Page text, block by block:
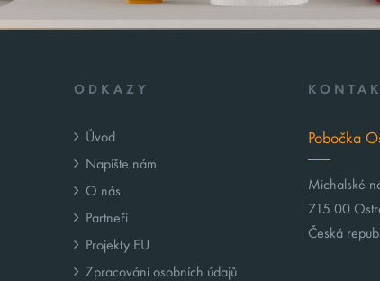
ODKAZY
Úvod
Napište nám
O nás
Partneři
Projekty EU
Zpracování osobních údajů
Pobočka
Michalské
715 00
Česká